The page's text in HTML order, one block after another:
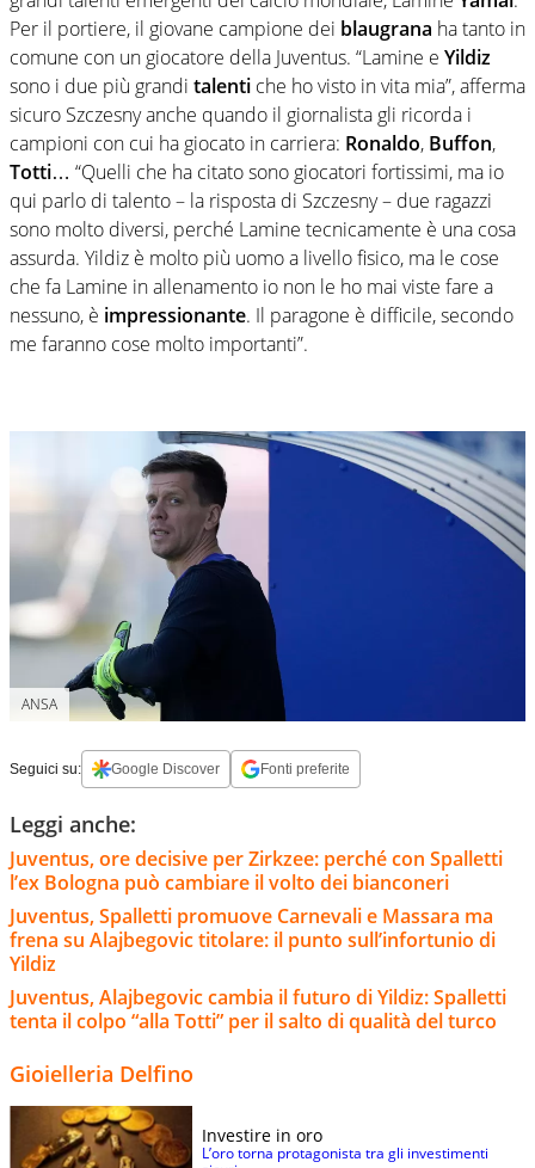
Per il portiere, il giovane campione dei blaugrana ha tanto in
comune con un giocatore della Juventus. “Lamine e Yildiz
sono i due più grandi talenti che ho visto in vita mia”, afferma
sicuro Szczesny anche quando il giornalista gli ricorda i
campioni con cui ha giocato in carriera: Ronaldo, Buffon,
Totti… “Quelli che ha citato sono giocatori fortissimi, ma io
qui parlo di talento – la risposta di Szczesny – due ragazzi
sono molto diversi, perché Lamine tecnicamente è una cosa
assurda. Yildiz è molto più uomo a livello fisico, ma le cose
che fa Lamine in allenamento io non le ho mai viste fare a
nessuno, è impressionante. Il paragone è difficile, secondo
me faranno cose molto importanti”.
ANSA
Seguici su: Google Discover Fonti preferite
Leggi anche:
Juventus, ore decisive per Zirkzee: perché con Spalletti
l’ex Bologna può cambiare il volto dei bianconeri
Juventus, Spalletti promuove Carnevali e Massara ma
frena su Alajbegovic titolare: il punto sull’infortunio di
Yildiz
Juventus, Alajbegovic cambia il futuro di Yildiz: Spalletti
tenta il colpo “alla Totti” per il salto di qualità del turco
Gioielleria Delfino
Investire in oro
L’oro torna protagonista tra gli investimenti